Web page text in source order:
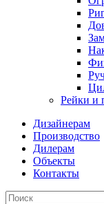
Рейки и
Дизайнерам
Производство
Дилерам
Объекты
Контакты